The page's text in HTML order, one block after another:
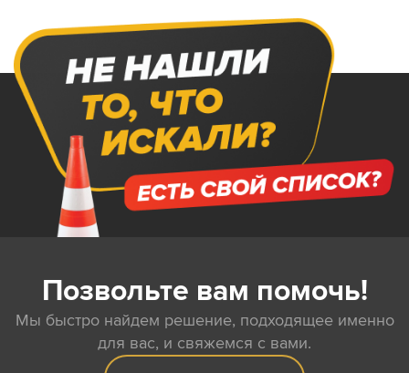
Позвольте вам помочь!
Мы быстро найдем решение, подходящее именно
для вас, и свяжемся с вами.